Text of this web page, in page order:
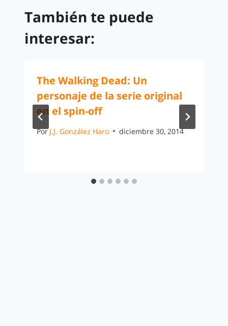
También te puede
interesar:
The Walking Dead: Un
personaje de la serie original
en el spin-off
Por J.J. González Haro diciembre 30, 2014